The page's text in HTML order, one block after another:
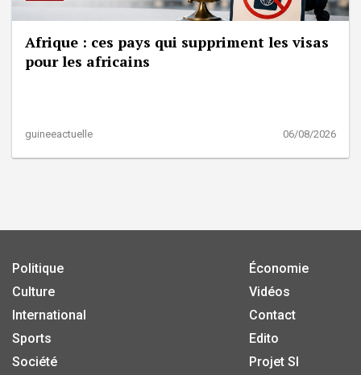
Afrique : ces pays qui suppriment les visas
pour les africains
guineeactuelle 06/08/2026
Politique
Culture
International
Sports
Société
Économie
Vidéos
Contact
Edito
Projet SI